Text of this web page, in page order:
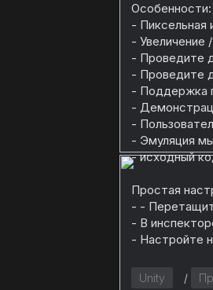
Особенности:
- Пиксельная
- Увеличение
- Проведите
- Проведите
- Поддержка
-
-
- Эмуляция
- исходный
Простая
- -
- В
- Настройте
Unity /